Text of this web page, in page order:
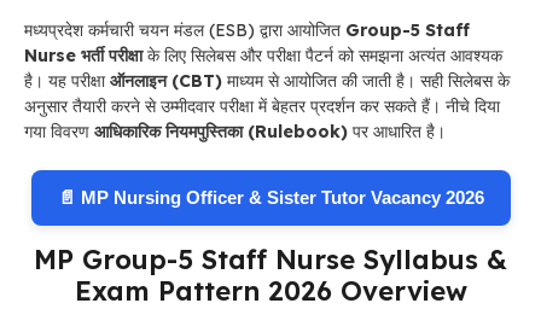
मध्यप्रदेश कर्मचारी चयन मंडल (ESB) द्वारा आयोजित Group-5 Staff
Nurse भर्ती परीक्षाके लिए सिलेबस और परीक्षा पैटर्न को समझना अत्यंत आवश्यक
है। यह परीक्षाऑनलाइन (CBT) माध्यम से आयोजित की जाती है। सही सिलेबस के
अनुसार तैयारी करने से उम्मीदवार परीक्षा में बेहतर प्रदर्शन कर सकते हैं। नीचे दिया
गया विवरण आधिकारिक नियमपुस्तिका (Rulebook) पर आधारित है।
📄 MP Nursing Officer & Sister Tutor Vacancy 2026
MP Group-5 Staff Nurse Syllabus &
Exam Pattern 2026 Overview